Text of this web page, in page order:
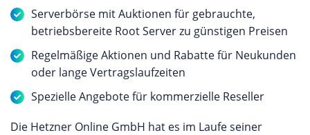
Serverbörse mit Auktionen für gebrauchte,
betriebsbereite Root Server zu günstigen Preisen
Regelmäßige Aktionen und Rabatte für Neukunden
oder lange Vertragslaufzeiten
Spezielle Angebote für kommerzielle Reseller
Die Hetzner Online GmbH hat es im Laufe seiner